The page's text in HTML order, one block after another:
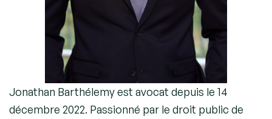
Jonathan Barthélemy est avocat depuis le 14
décembre 2022. Passionné par le droit public de